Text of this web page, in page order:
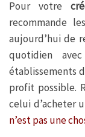
Pour votre
recommande
aujourd’hui de
quotidien
établissements
profit possible.
celui d’acheter
n’est pas une